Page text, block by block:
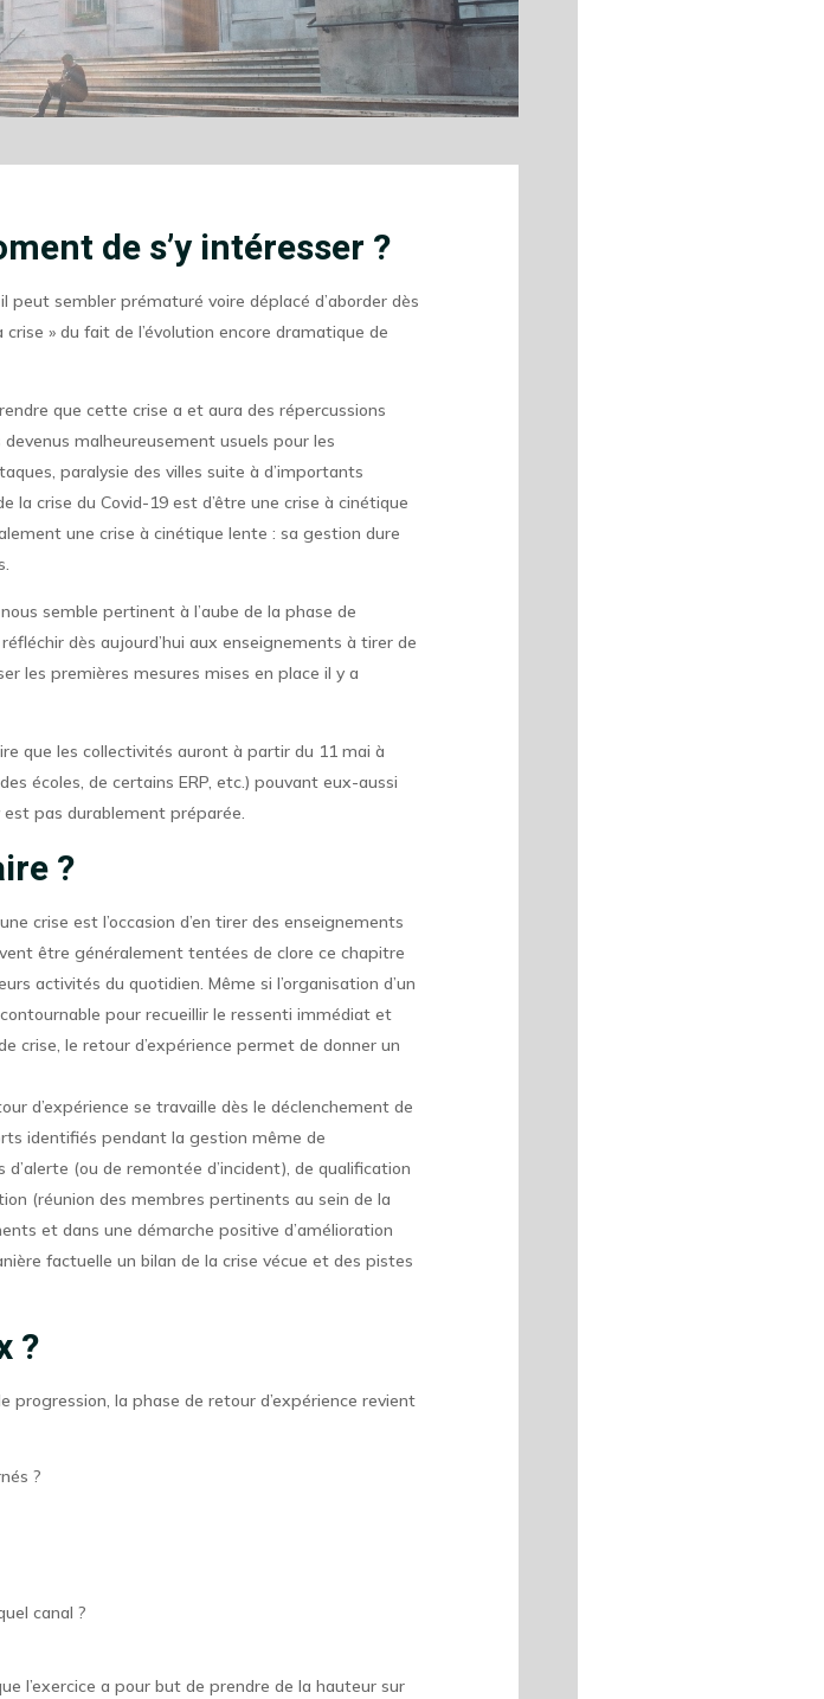
de s’y intéresser ?
peut sembler prématuré voire déplacé d’aborder dès
» du fait de l’évolution encore dramatique de
que cette crise a et aura des répercussions
malheureusement usuels pour les
paralysie des villes suite à d’importants
la crise du Covid-19 est d’être une crise à cinétique
une crise à cinétique lente : sa gestion dure
semble pertinent à l’aube de la phase de
dès aujourd’hui aux enseignements à tirer de
les premières mesures mises en place il y a
que les collectivités auront à partir du 11 mai à
écoles, de certains ERP, etc.) pouvant eux-aussi
pas durablement préparée.
?
crise est l’occasion d’en tirer des enseignements
être généralement tentées de clore ce chapitre
activités du quotidien. Même si l’organisation d’un
pour recueillir le ressenti immédiat et
crise, le retour d’expérience permet de donner un
d’expérience se travaille dès le déclenchement de
identifiés pendant la gestion même de
(ou de remontée d’incident), de qualification
(réunion des membres pertinents au sein de la
et dans une démarche positive d’amélioration
factuelle un bilan de la crise vécue et des pistes
?
progression, la phase de retour d’expérience revient
?
canal ?
l’exercice a pour but de prendre de la hauteur sur